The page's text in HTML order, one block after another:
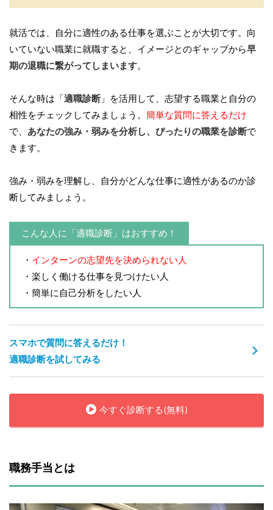
就活では、自分に適性のある仕事を選ぶことが大切です。向
いていない職業に就職すると、イメージとのギャップから早
期の退職に繋がってしまいます。
そんな時は「適職診断」を活用して、志望する職業と自分の
相性をチェックしてみましょう。 簡単な質問に答えるだけ
で、 あなたの強み・弱みを分析し、ぴったりの職業を診断で
きます。
強み・弱みを理解し、自分がどんな仕事に適性があるのか診
断してみましょう。
こんな人に「適職診断」はおすすめ！
・ インターンの志望先を決められない人
・楽しく働ける仕事を見つけたい人
・簡単に自己分析をしたい人
スマホで質問に答えるだけ！
適職診断を試してみる
今すぐ診断する(無料)
職務手当とは